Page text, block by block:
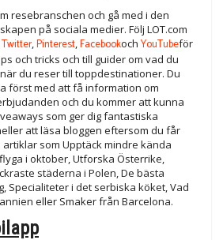
resebranschen och gå med i den
på sociala medier. Följ LOT.com
Twitter,Pinterest,Facebookoch YouTubeför
och tricks och till guider om vad du
du reser till toppdestinationer. Du
först med att få information om
och du kommer att kunna
som ger dig fantastiska
att läsa bloggen eftersom du får
som Upptäck mindre kända
i oktober, Utforska Österrike,
städerna i Polen, De bästa
Specialiteter i det serbiska köket, Vad
eller Smaker från Barcelona.